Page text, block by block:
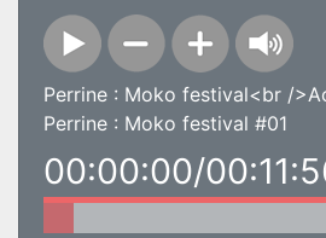
Perrine : Moko festival<br /
Perrine : Moko festival #01
00:00:00/